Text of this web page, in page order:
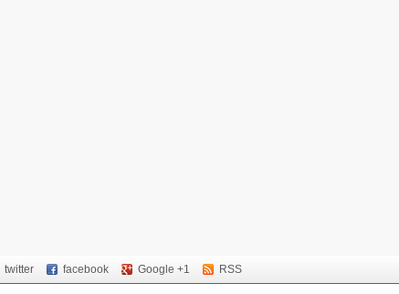
twitter facebook Google +1 RSS